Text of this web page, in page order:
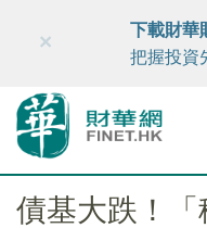
財華智庫網
×
下載財華
把握投資
債基大跌！